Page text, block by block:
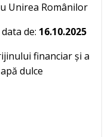
Unirea Românilor
de: 16.10.2025
financiar și a
dulce